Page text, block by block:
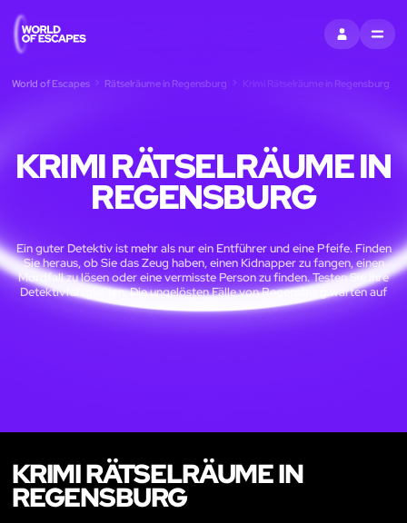
EINTRAGEN
MENU
World of Escapes Rätselräume in Regensburg Krimi Rätselräume in Regensburg
KRIMI RÄTSELRÄUME IN
REGENSBURG
Ein guter Detektiv ist mehr als nur ein Entführer und eine Pfeife. Finden
Sie heraus, ob Sie das Zeug haben, einen Kidnapper zu fangen, einen
Mordfall zu lösen oder eine vermisste Person zu finden. Testen Sie Ihre
Detektivfähigkeiten: Die ungelösten Fälle von Regensburg warten auf
KRIMI RÄTSELRÄUME IN
REGENSBURG